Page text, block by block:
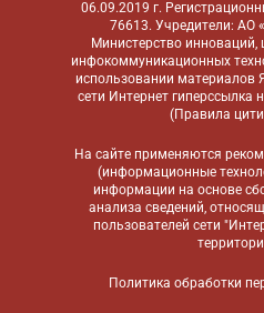
06.09.2019 г.
76613. Учредители: АО
Министерство инноваций,
инфокоммуникационных
использовании материалов
сети Интернет гиперссылка
(Правила
На сайте применяются
(информационные
информации на основе
анализа сведений,
пользователей сети
Политика обработки